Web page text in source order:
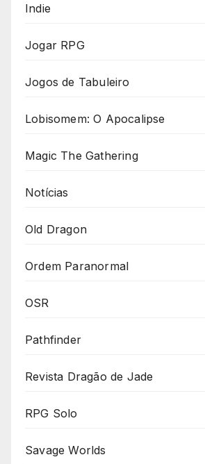
Indie
Jogar RPG
Jogos de Tabuleiro
Lobisomem: O Apocalipse
Magic The Gathering
Notícias
Old Dragon
Ordem Paranormal
OSR
Pathfinder
Revista Dragão de Jade
RPG Solo
Savage Worlds